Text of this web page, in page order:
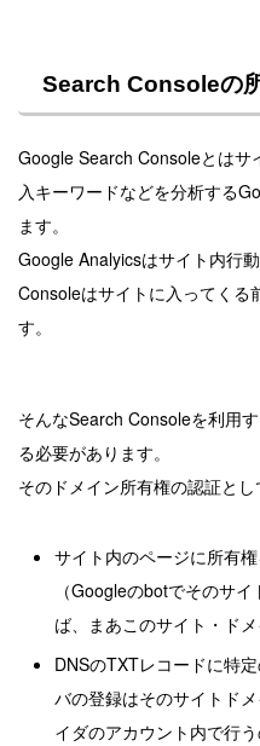
Search Consoleの
Google Search Consoleとはサ
入キーワードなどを分析する
ます。
Google Analyicsはサイト内行
Consoleはサイトに入ってくる
す。
そんなSearch Consoleを利用
る必要があります。
そのドメイン所有権の認証とし
サイト内のページに所有
（Googleのbotでそのサ
ば、まあこのサイト・ド
DNSのTXTレコードに特
バの登録はそのサイトド
イダのアカウント内で行